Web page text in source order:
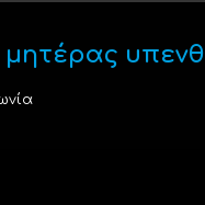
μητέρας